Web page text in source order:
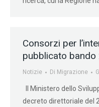
Consorzi per
pubblicato bando
Notizie Di Migrazione
Il Ministero dello
decreto direttoriale del